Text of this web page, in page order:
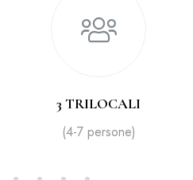
3 TRILOCALI
(4-7 persone)